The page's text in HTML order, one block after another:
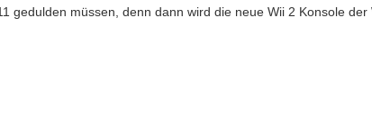
gedulden müssen, denn dann wird die neue Wii 2 Konsole der